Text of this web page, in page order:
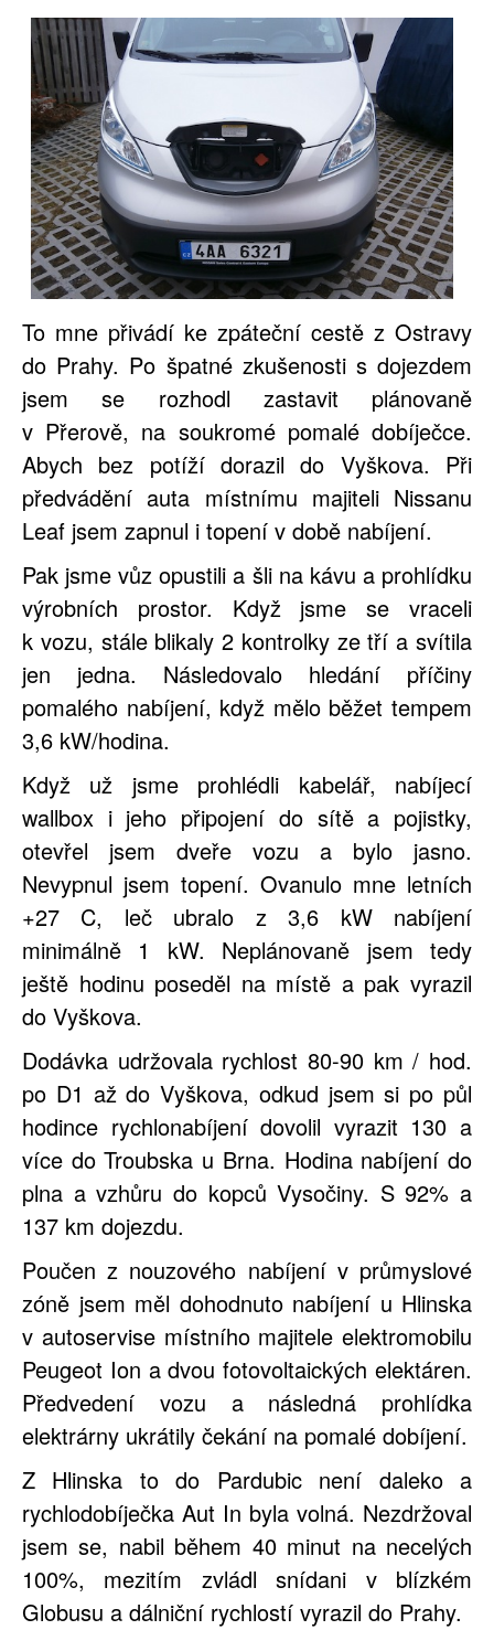
To mne přivádí ke zpáteční cestě z Ostravy
do Prahy. Po špatné zkušenosti s dojezdem
jsem se rozhodl zastavit plánovaně
v Přerově, na soukromé pomalé dobíječce.
Abych bez potíží dorazil do Vyškova. Při
předvádění auta místnímu majiteli Nissanu
Leaf jsem zapnul i topení v době nabíjení.
Pak jsme vůz opustili a šli na kávu a prohlídku
výrobních prostor. Když jsme se vraceli
k vozu, stále blikaly 2 kontrolky ze tří a svítila
jen jedna. Následovalo hledání příčiny
pomalého nabíjení, když mělo běžet tempem
3,6 kW/hodina.
Když už jsme prohlédli kabelář, nabíjecí
wallbox i jeho připojení do sítě a pojistky,
otevřel jsem dveře vozu a bylo jasno.
Nevypnul jsem topení. Ovanulo mne letních
+27 C, leč ubralo z 3,6 kW nabíjení
minimálně 1 kW. Neplánovaně jsem tedy
ještě hodinu poseděl na místě a pak vyrazil
do Vyškova.
Dodávka udržovala rychlost 80-90 km / hod.
po D1 až do Vyškova, odkud jsem si po půl
hodince rychlonabíjení dovolil vyrazit 130 a
více do Troubska u Brna. Hodina nabíjení do
plna a vzhůru do kopců Vysočiny. S 92% a
137 km dojezdu.
Poučen z nouzového nabíjení v průmyslové
zóně jsem měl dohodnuto nabíjení u Hlinska
v autoservise místního majitele elektromobilu
Peugeot Ion a dvou fotovoltaických elektáren.
Předvedení vozu a následná prohlídka
elektrárny ukrátily čekání na pomalé dobíjení.
Z Hlinska to do Pardubic není daleko a
rychlodobíječka Aut In byla volná. Nezdržoval
jsem se, nabil během 40 minut na necelých
100%, mezitím zvládl snídani v blízkém
Globusu a dálniční rychlostí vyrazil do Prahy.